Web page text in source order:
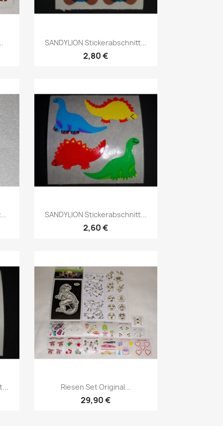
SANDYLION Stickerabschnitt...
2,80 €
SANDYLION Stickerabschnitt...
2,60 €
Riesen Set Original...
29,90 €